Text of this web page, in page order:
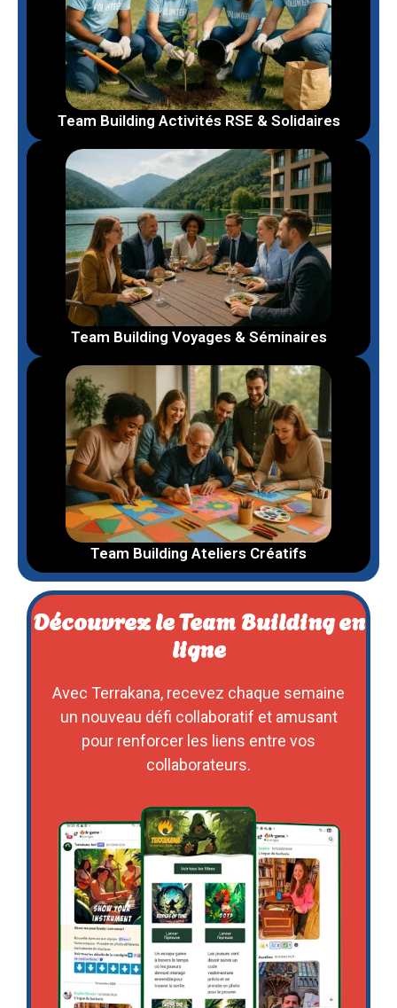
Team Building Activités RSE & Solidaires
Team Building Voyages & Séminaires
Team Building Ateliers Créatifs
Découvrez le Team Building en
ligne
Avec Terrakana, recevez chaque semaine
un nouveau défi collaboratif et amusant
pour renforcer les liens entre vos
collaborateurs.